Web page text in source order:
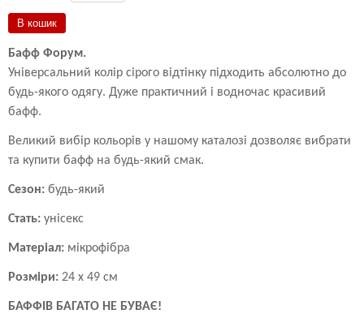
Бафф Форум.
Універсальний колір сірого відтінку підходить абсолютно до
будь-якого одягу. Дуже практичний і водночас красивий
бафф.
Великий вибір кольорів у нашому каталозі дозволяє вибрати
та купити бафф на будь-який смак.
Сезон: будь-який
Стать: унісекс
Матеріал: мікрофібра
Розміри: 24 х 49 см
БАФФІВ БАГАТО НЕ БУВАЄ!